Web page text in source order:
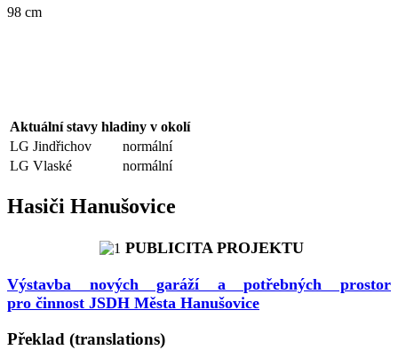
98 cm
Aktuální stavy hladiny v okolí
LG Jindřichov
normální
LG Vlaské
normální
Hasiči Hanušovice
PUBLICITA PROJEKTU
Výstavba nových garáží a potřebných prostor
pro činnost JSDH Města Hanušovice
Překlad (translations)